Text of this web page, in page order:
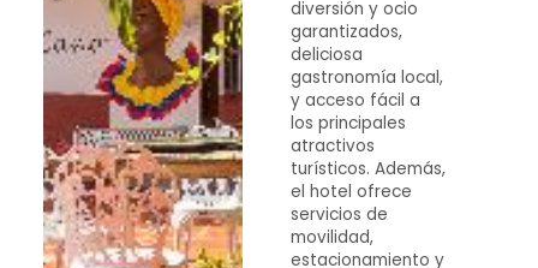
diversión y ocio
garantizados,
deliciosa
gastronomía local,
y acceso fácil a
los principales
atractivos
turísticos. Además,
el hotel ofrece
servicios de
movilidad,
estacionamiento y